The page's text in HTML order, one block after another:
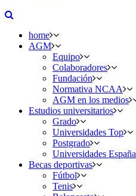
home
AGM
Equipo
Colaboradores
Fundación
Normativa NCAA
AGM en los medios
Estudios universitarios
Grado
Universidades Top
Postgrado
Universidades España
Becas deportivas
Fútbol
Tenis